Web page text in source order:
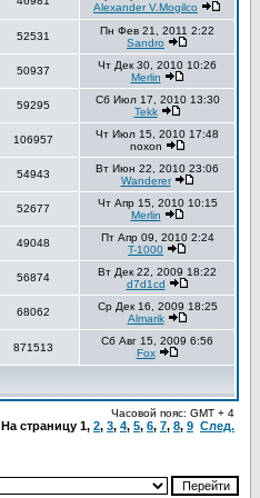
Alexander V.Mogilco
52531
Пн Фев 21, 2011 2:22
Sandro
50937
Чт Дек 30, 2010 10:26
Merlin
59295
Сб Июл 17, 2010 13:30
Tekk
106957
Чт Июл 15, 2010 17:48
noxon
54943
Вт Июн 22, 2010 23:06
Wanderer
52677
Чт Апр 15, 2010 10:15
Merlin
49048
Пт Апр 09, 2010 2:24
T-1000
56874
Вт Дек 22, 2009 18:22
d7d1cd
68062
Ср Дек 16, 2009 18:25
Almarik
871513
Сб Авг 15, 2009 6:56
Fox
Часовой пояс: GMT + 4
На страницу 1, 2, 3, 4, 5, 6, 7, 8, 9 След.